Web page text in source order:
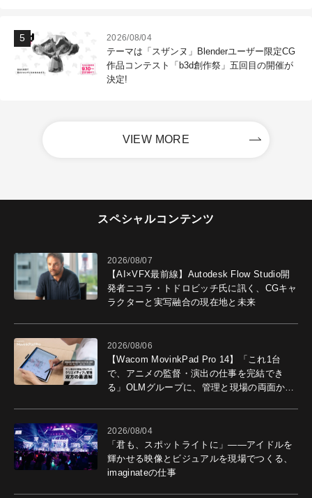
2026/08/04
テーマは「スザンヌ」Blenderユーザー限定CG
作品コンテスト「b3d創作祭」五回目の開催が
決定!
VIEW MORE
スペシャルコンテンツ
2026/08/07
【AI×VFX最前線】Autodesk Flow Studio開
発者ニコラ・トドロビッチ氏に訊く、CGキャ
ラクターと実写融合の現在地と未来
2026/08/06
【Wacom MovinkPad Pro 14】「これ1台
で、アニメの監督・演出の仕事を完結でき
る」OLMグループに、管理と現場の両面から
2026/08/04
「君も、スポットライトに」――アイドルを
輝かせる映像とビジュアルを現場でつくる、
imaginateの仕事